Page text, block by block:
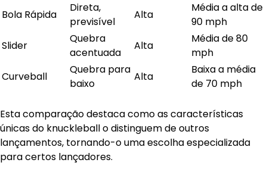
Bola Rápida
Direta,
previsível
Alta
Média a alta de
90 mph
Slider
Quebra
acentuada
Alta
Média de 80
mph
Curveball
Quebra para
baixo
Alta
Baixa a média
de 70 mph
Esta comparação destaca como as características
únicas do knuckleball o distinguem de outros
lançamentos, tornando-o uma escolha especializada
para certos lançadores.